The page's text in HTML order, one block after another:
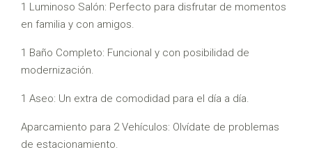
1 Luminoso Salón: Perfecto para disfrutar de momentos
en familia y con amigos.
1 Baño Completo: Funcional y con posibilidad de
modernización.
1 Aseo: Un extra de comodidad para el día a día.
Aparcamiento para 2 Vehículos: Olvídate de problemas
de estacionamiento.